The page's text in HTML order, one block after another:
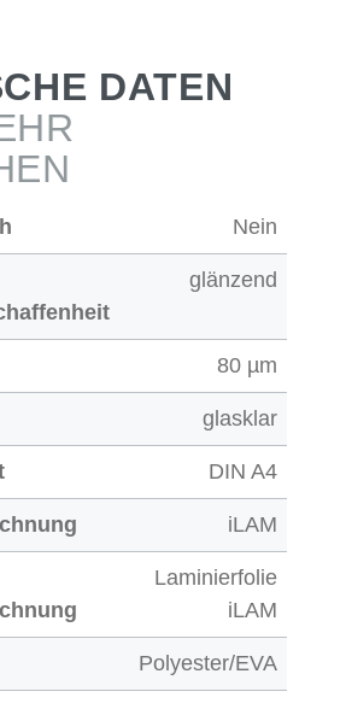
DATEN
Nein
glänzend
80 µm
glasklar
DIN A4
iLAM
Laminierfolie
iLAM
Polyester/EVA